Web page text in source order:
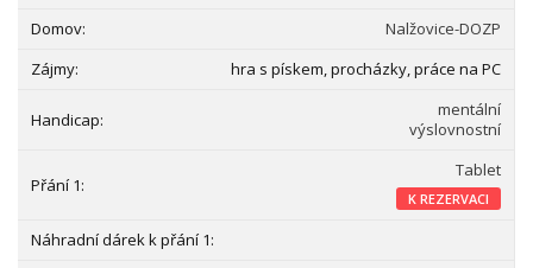
Nalžovice-DOZP
hra s pískem, procházky, práce na PC
mentální
výslovnostní
Tablet
K REZERVACI